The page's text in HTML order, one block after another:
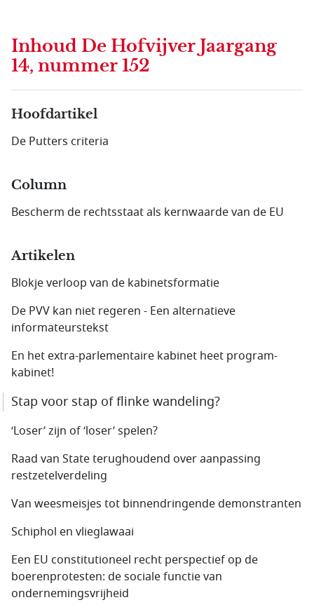
Inhoud De Hofvijver Jaargang
14, nummer 152
Hoofdartikel
De Putters criteria
Column
Bescherm de rechtsstaat als kernwaarde van de EU
Artikelen
Blokje verloop van de kabinetsformatie
De PVV kan niet regeren - Een alternatieve
informateurs­tekst
En het extra-parlementaire kabinet heet program­
kabinet!
Stap voor stap of flinke wandeling?
‘Loser’ zijn of ‘loser’ spelen?
Raad van State terughoudend over aanpassing
restzetel­verdeling
Van weesmeisjes tot binnendringende demonstranten
Schiphol en vlieglawaai
Een EU constitutioneel recht perspectief op de
boerenprotesten: de sociale functie van
ondernemingsvrijheid